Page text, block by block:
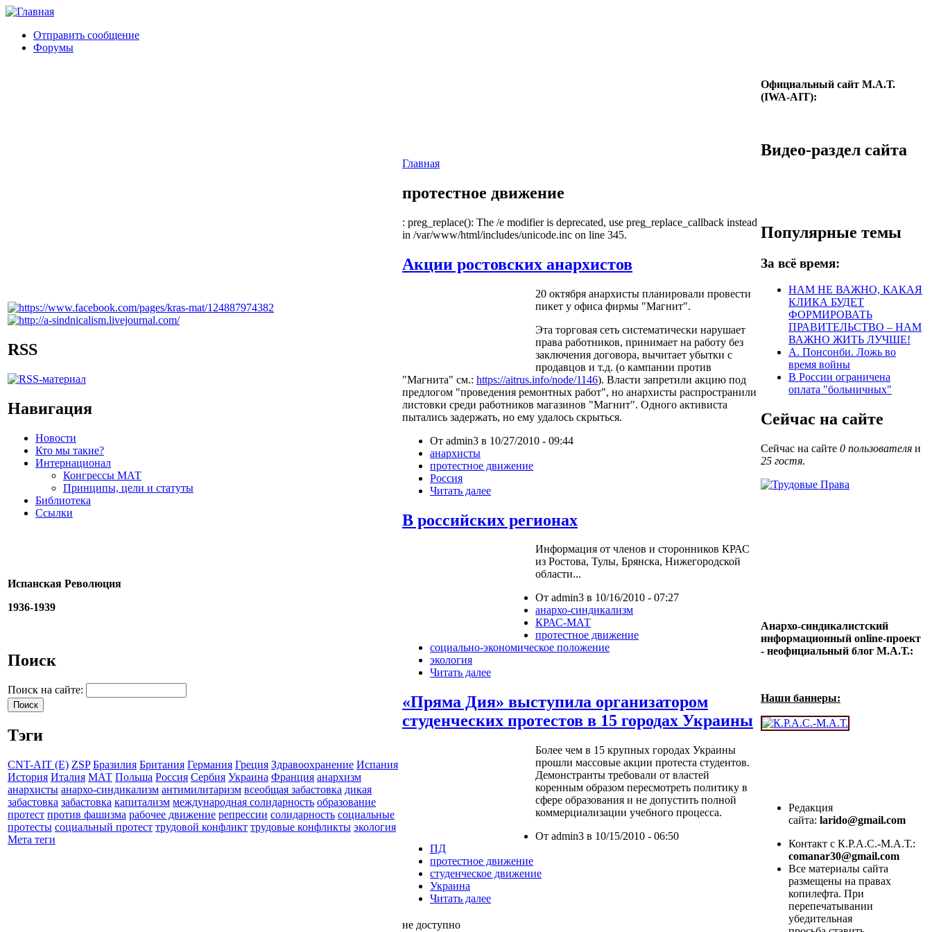
Отправить сообщение
Форумы
RSS
Навигация
Новости
Кто мы такие?
Интернационал
Конгрессы МАТ
Принципы, цели и статуты
Библиотека
Ссылки
Испанская Революция
1936-1939
Поиск
Поиск на сайте:
Тэги
CNT-AIT (E) ZSP Бразилия Британия Германия Греция Здравоохранение Испания
История Италия МАТ Польша Россия Сербия Украина Франция анархизм
анархисты анархо-синдикализм антимилитаризм всеобщая забастовка дикая
забастовка забастовка капитализм международная солидарность образование
протест против фашизма рабочее движение репрессии солидарность социальные
протесты социальный протест трудовой конфликт трудовые конфликты экология
Мета теги
Главная
протестное движение
: preg_replace(): The /e modifier is deprecated, use preg_replace_callback instead
in /var/www/html/includes/unicode.inc on line 345.
Акции ростовских анархистов
20 октября анархисты планировали провести
пикет у офиса фирмы "Магнит".
Эта торговая сеть систематически нарушает
права работников, принимает на работу без
заключения договора, вычитает убытки с
продавцов и т.д. (о кампании против
"Магнита" см.: https://aitrus.info/node/1146). Власти запретили акцию под
предлогом "проведения ремонтных работ", но анархисты распространили
листовки среди работников магазинов "Магнит". Одного активиста
пытались задержать, но ему удалось скрыться.
От admin3 в 10/27/2010 - 09:44
анархисты
протестное движение
Россия
Читать далее
В российских регионах
Информация от членов и сторонников КРАС
из Ростова, Тулы, Брянска, Нижегородской
области...
От admin3 в 10/16/2010 - 07:27
анархо-синдикализм
КРАС-МАТ
протестное движение
социально-экономическое положение
экология
Читать далее
«Пряма Дия» выступила организатором
студенческих протестов в 15 городах Украины
Более чем в 15 крупных городах Украины
прошли массовые акции протеста студентов.
Демонстранты требовали от властей
коренным образом пересмотреть политику в
сфере образования и не допустить полной
коммерциализации учебного процесса.
От admin3 в 10/15/2010 - 06:50
ПД
протестное движение
студенческое движение
Украина
Читать далее
не доступно
Официальный сайт М.А.Т.
(IWA-AIT):
Видео-раздел сайта
Популярные темы
За всё время:
НАМ НЕ ВАЖНО, КАКАЯ
КЛИКА БУДЕТ
ФОРМИРОВАТЬ
ПРАВИТЕЛЬСТВО – НАМ
ВАЖНО ЖИТЬ ЛУЧШЕ!
А. Понсонби. Ложь во
время войны
В России ограничена
оплата "больничных"
Сейчас на сайте
Сейчас на сайте 0 пользователя и
25 гостя.
Анархо-синдикалистский
информационный online-проект
- неофициальный блог М.А.Т.:
Наши баннеры:
Редакция
сайта: larido@gmail.com
Контакт с К.Р.А.С.-М.А.Т.:
comanar30@gmail.com
Все материалы сайта
размещены на правах
копилефта. При
перепечатывании
убедительная